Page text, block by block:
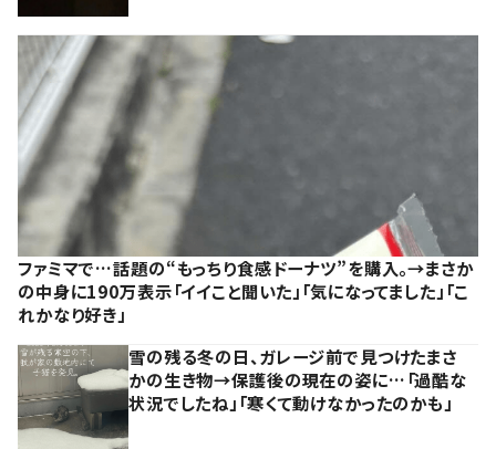
ファミマで…話題の“もっちり食感ドーナツ”を購入。→まさか
の中身に190万表示「イイこと聞いた」「気になってました」「こ
れかなり好き」
雪の残る冬の日、ガレージ前で見つけたまさ
かの生き物→保護後の現在の姿に…「過酷な
状況でしたね」「寒くて動けなかったのかも」